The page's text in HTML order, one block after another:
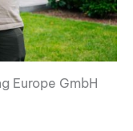
Europe GmbH